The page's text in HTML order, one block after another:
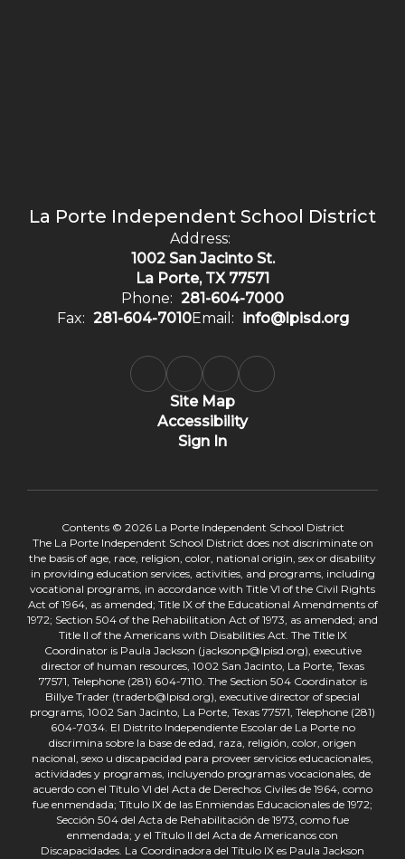
La Porte Independent School District
Address:
1002 San Jacinto St.
La Porte, TX 77571
Phone: 281-604-7000
Fax: 281-604-7010Email: info@lpisd.org
Site Map
Accessibility
Sign In
Contents © 2026 La Porte Independent School District
The La Porte Independent School District does not discriminate on
the basis of age, race, religion, color, national origin, sex or disability
in providing education services, activities, and programs, including
vocational programs, in accordance with Title VI of the Civil Rights
Act of 1964, as amended; Title IX of the Educational Amendments of
1972; Section 504 of the Rehabilitation Act of 1973, as amended; and
Title II of the Americans with Disabilities Act. The Title IX
Coordinator is Paula Jackson (jacksonp@lpisd.org), executive
director of human resources, 1002 San Jacinto, La Porte, Texas
77571, Telephone (281) 604-7110. The Section 504 Coordinator is
Billye Trader (traderb@lpisd.org), executive director of special
programs, 1002 San Jacinto, La Porte, Texas 77571, Telephone (281)
604-7034. El Distrito Independiente Escolar de La Porte no
discrimina sobre la base de edad, raza, religión, color, origen
nacional, sexo u discapacidad para proveer servicios educacionales,
actividades y programas, incluyendo programas vocacionales, de
acuerdo con el Título VI del Acta de Derechos Civiles de 1964, como
fue enmendada; Título IX de las Enmiendas Educacionales de 1972;
Sección 504 del Acta de Rehabilitación de 1973, como fue
enmendada; y el Título II del Acta de Americanos con
Discapacidades. La Coordinadora del Título IX es Paula Jackson